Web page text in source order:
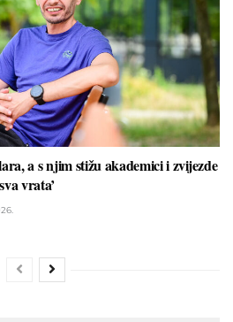
a s njim stižu akademici i zvijezde
vrata’